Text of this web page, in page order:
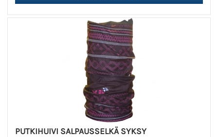
PUTKIHUIVI SALPAUSSELKÄ SYKSY